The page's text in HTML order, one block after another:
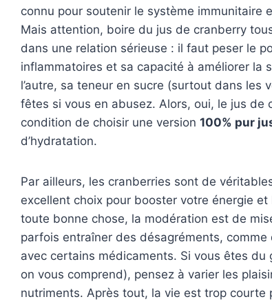
connu pour soutenir le système immunitaire
Mais attention, boire du jus de cranberry
dans une relation sérieuse : il faut peser le
inflammatoires et sa capacité à améliorer la
l’autre, sa teneur en sucre (surtout dans
fêtes si vous en abusez. Alors, oui, le jus de
condition de choisir une version 100% pur
d’hydratation.
Par ailleurs, les cranberries sont de
excellent choix pour booster votre énergie
toute bonne chose, la modération est de
parfois entraîner des désagréments,
avec certains médicaments. Si vous êtes
on vous comprend), pensez à varier les
nutriments. Après tout, la vie est trop courte